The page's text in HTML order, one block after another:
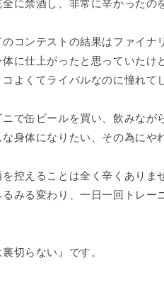
に禁酒し、非常に辛かったの
コンテストの結果はファイナ
に仕上がったと思っていたけ
よくてライバルなのに憧れて
で缶ビールを買い、飲みなが
身体になりたい、その為にや
控えることは全く辛くありま
みる変わり、一日一回トレー
切らない』です。